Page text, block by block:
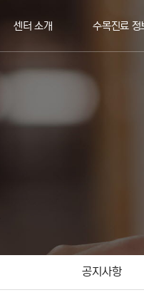
센터 소개 수목진료 정
공지사항